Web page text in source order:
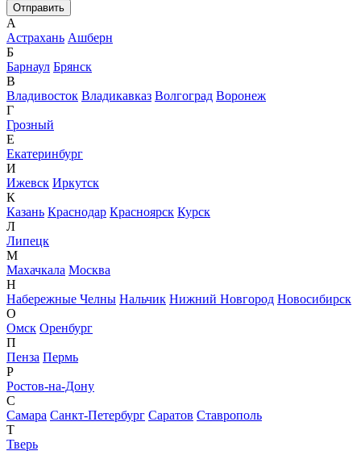
А
Астрахань Ашберн
Б
Барнаул Брянск
В
Владивосток Владикавказ Волгоград Воронеж
Г
Грозный
Е
Екатеринбург
И
Ижевск Иркутск
К
Казань Краснодар Красноярск Курск
Л
Липецк
М
Махачкала Москва
Н
Набережные Челны Нальчик Нижний Новгород Новосибирск
О
Омск Оренбург
П
Пенза Пермь
Р
Ростов-на-Дону
С
Самара Санкт-Петербург Саратов Ставрополь
Т
Тверь